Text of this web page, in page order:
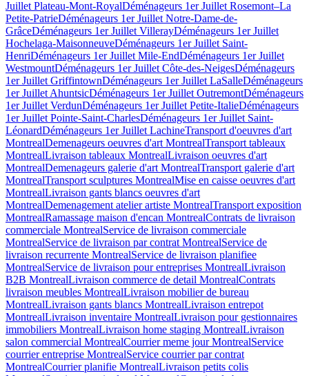
Juillet Plateau-Mont-RoyalDéménageurs 1er Juillet Rosemont–La
Petite-PatrieDéménageurs 1er Juillet Notre-Dame-de-
GrâceDéménageurs 1er Juillet VillerayDéménageurs 1er Juillet
Hochelaga-MaisonneuveDéménageurs 1er Juillet Saint-
HenriDéménageurs 1er Juillet Mile-EndDéménageurs 1er Juillet
WestmountDéménageurs 1er Juillet Côte-des-NeigesDéménageurs
1er Juillet GriffintownDéménageurs 1er Juillet LaSalleDéménageurs
1er Juillet AhuntsicDéménageurs 1er Juillet OutremontDéménageurs
1er Juillet VerdunDéménageurs 1er Juillet Petite-ItalieDéménageurs
1er Juillet Pointe-Saint-CharlesDéménageurs 1er Juillet Saint-
LéonardDéménageurs 1er Juillet LachineTransport d'oeuvres d'art
MontrealDemenageurs oeuvres d'art MontrealTransport tableaux
MontrealLivraison tableaux MontrealLivraison oeuvres d'art
MontrealDemenageurs galerie d'art MontrealTransport galerie d'art
MontrealTransport sculptures MontrealMise en caisse oeuvres d'art
MontrealLivraison gants blancs oeuvres d'art
MontrealDemenagement atelier artiste MontrealTransport exposition
MontrealRamassage maison d'encan MontrealContrats de livraison
commerciale MontrealService de livraison commerciale
MontrealService de livraison par contrat MontrealService de
livraison recurrente MontrealService de livraison planifiee
MontrealService de livraison pour entreprises MontrealLivraison
B2B MontrealLivraison commerce de detail MontrealContrats
livraison meubles MontrealLivraison mobilier de bureau
MontrealLivraison gants blancs MontrealLivraison entrepot
MontrealLivraison inventaire MontrealLivraison pour gestionnaires
immobiliers MontrealLivraison home staging MontrealLivraison
salon commercial MontrealCourrier meme jour MontrealService
courrier entreprise MontrealService courrier par contrat
MontrealCourrier planifie MontrealLivraison petits colis